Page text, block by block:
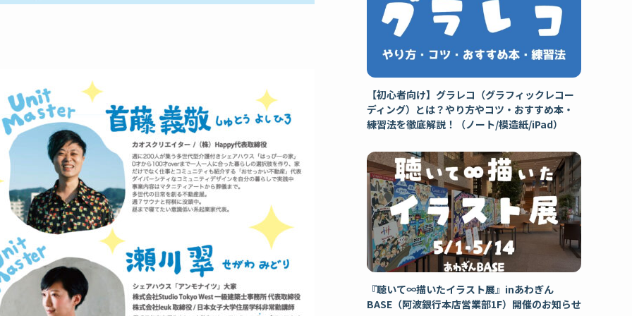
【初心者向け】グラレコ（グラフィックレコー
ディング）とは？やり方やコツ・おすすめ本・
練習法を徹底解説！（ノート/模造紙/iPad）
『聴いて∞描いたイラスト展』inあわぎん
BASE（阿波銀行本店営業部1F）開催のお知らせ